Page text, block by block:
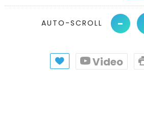
AUTO-SCROLL -
Video